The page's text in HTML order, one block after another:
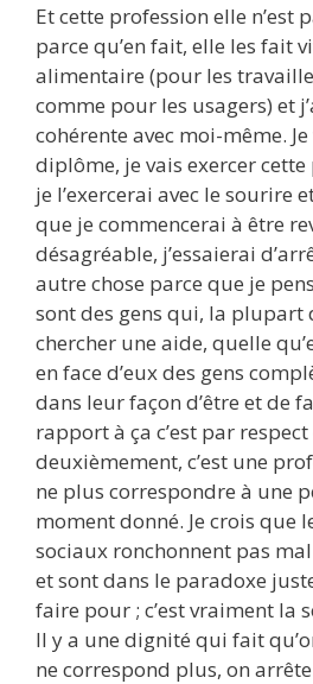
Et cette profession elle n’est
parce qu’en fait, elle les fait
alimentaire (pour les
comme pour les usagers) et
cohérente avec moi-même.
diplôme, je vais exercer
je l’exercerai avec le sourire
que je commencerai à être
désagréable, j’essaierai
autre chose parce que je
sont des gens qui, la plupart
chercher une aide, quelle
en face d’eux des gens
dans leur façon d’être et de
rapport à ça c’est par
deuxièmement, c’est une
ne plus correspondre à une
moment donné. Je crois que
sociaux ronchonnent pas
et sont dans le paradoxe
faire pour ; c’est vraiment la
Il y a une dignité qui fait
ne correspond plus, on